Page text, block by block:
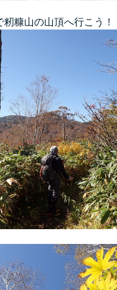
糠山の山頂へ行こう！